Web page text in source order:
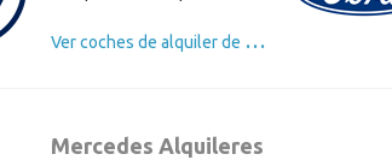
V
er coches de alquiler de Volkswagen
Mercedes Alquileres